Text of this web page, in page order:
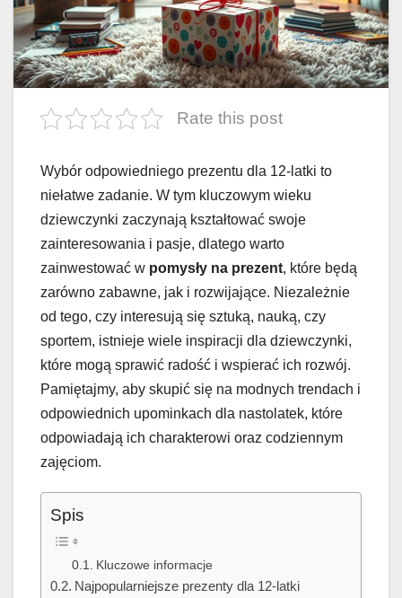
Rate this post
Wybór odpowiedniego prezentu dla 12-latki to
niełatwe zadanie. W tym kluczowym wieku
dziewczynki zaczynają kształtować swoje
zainteresowania i pasje, dlatego warto
zainwestować w pomysły na prezent, które będą
zarówno zabawne, jak i rozwijające. Niezależnie
od tego, czy interesują się sztuką, nauką, czy
sportem, istnieje wiele inspiracji dla dziewczynki,
które mogą sprawić radość i wspierać ich rozwój.
Pamiętajmy, aby skupić się na modnych trendach i
odpowiednich upominkach dla nastolatek, które
odpowiadają ich charakterowi oraz codziennym
zajęciom.
Spis
Kluczowe informacje
Najpopularniejsze prezenty dla 12-latki